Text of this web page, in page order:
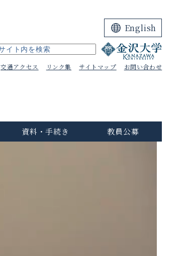
English
交通アクセス リンク集 サイトマップ お問い合わせ
資料・手続き 教員公募